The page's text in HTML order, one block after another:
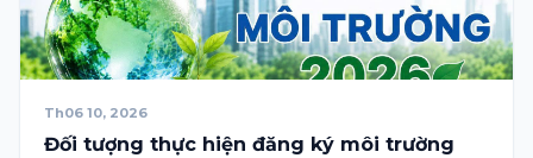
Th06 10, 2026
Đối tượng thực hiện đăng ký môi trường